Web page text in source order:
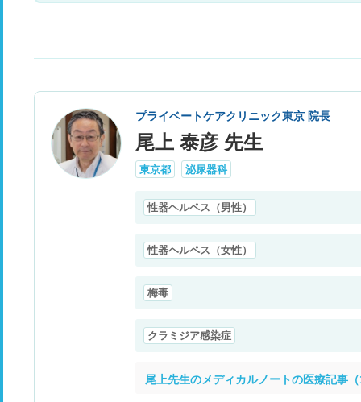
プライベートケアクリニック東京 院長
尾上 泰彦 先生
東京都 泌尿器科
性器ヘルペス（男性）
性器ヘルペス（女性）
梅毒
クラミジア感染症
尾上先生のメディカルノートの医療記事